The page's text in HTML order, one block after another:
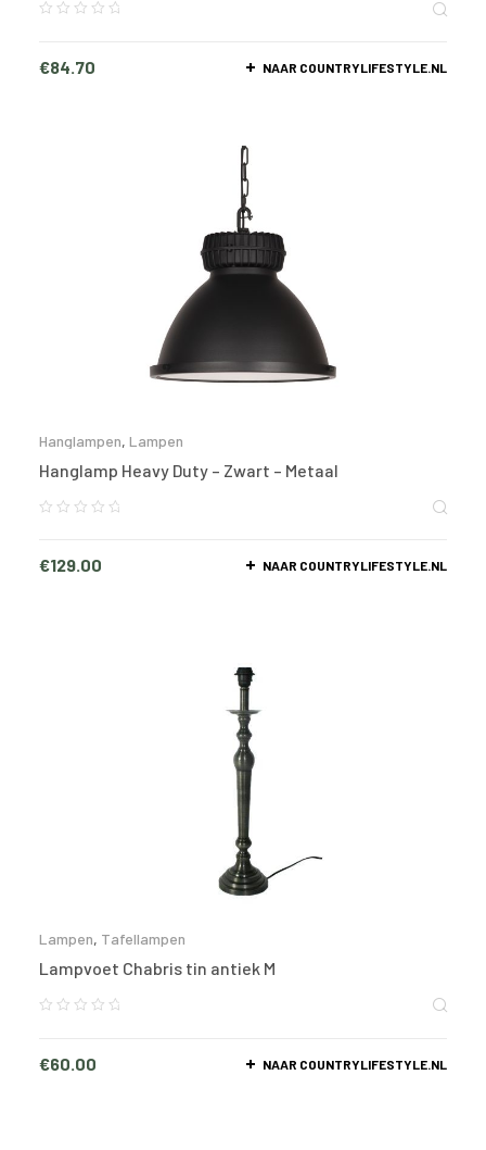
€84.70 NAAR COUNTRYLIFESTYLE.NL
Hanglampen, Lampen
Hanglamp Heavy Duty – Zwart – Metaal
€129.00 NAAR COUNTRYLIFESTYLE.NL
Lampen, Tafellampen
Lampvoet Chabris tin antiek M
€60.00 NAAR COUNTRYLIFESTYLE.NL